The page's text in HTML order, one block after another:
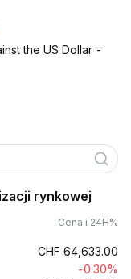
the US Dollar -
rynkowej
Cena i 24H%
CHF 64,633.00
-0.30%